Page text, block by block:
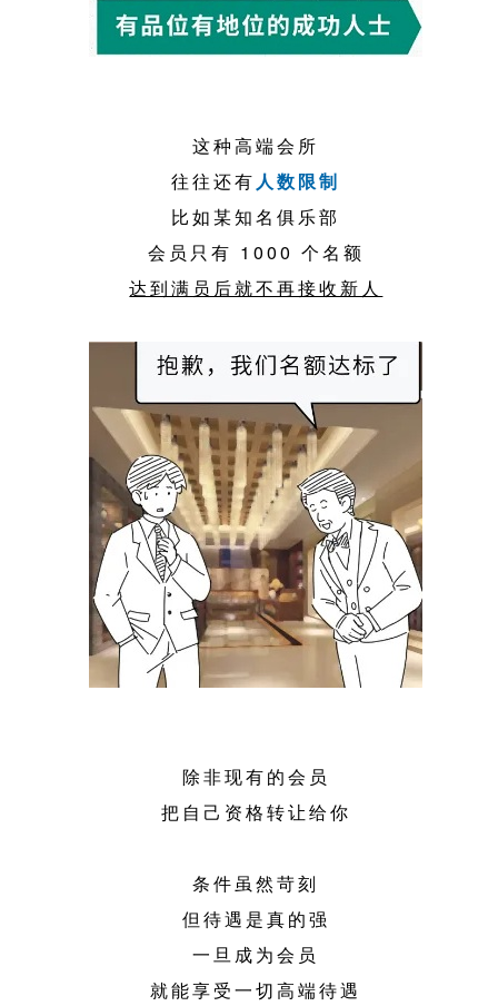
这种高端会所
往往还有 人数限制
比如某知名俱乐部
会员只有 1000 个名额
达到满员后就不再接收新人
除非现有的会员
把自己资格转让给你
条件虽然苛刻
但待遇是真的强
一旦成为会员
就能享受一切高端待遇